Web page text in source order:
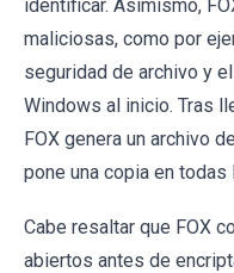
identificar. Asimismo,
maliciosas, como por
seguridad de archivo y
Windows al inicio. Tras
FOX genera un archivo
pone una copia en
Cabe resaltar que FOX
abiertos antes de